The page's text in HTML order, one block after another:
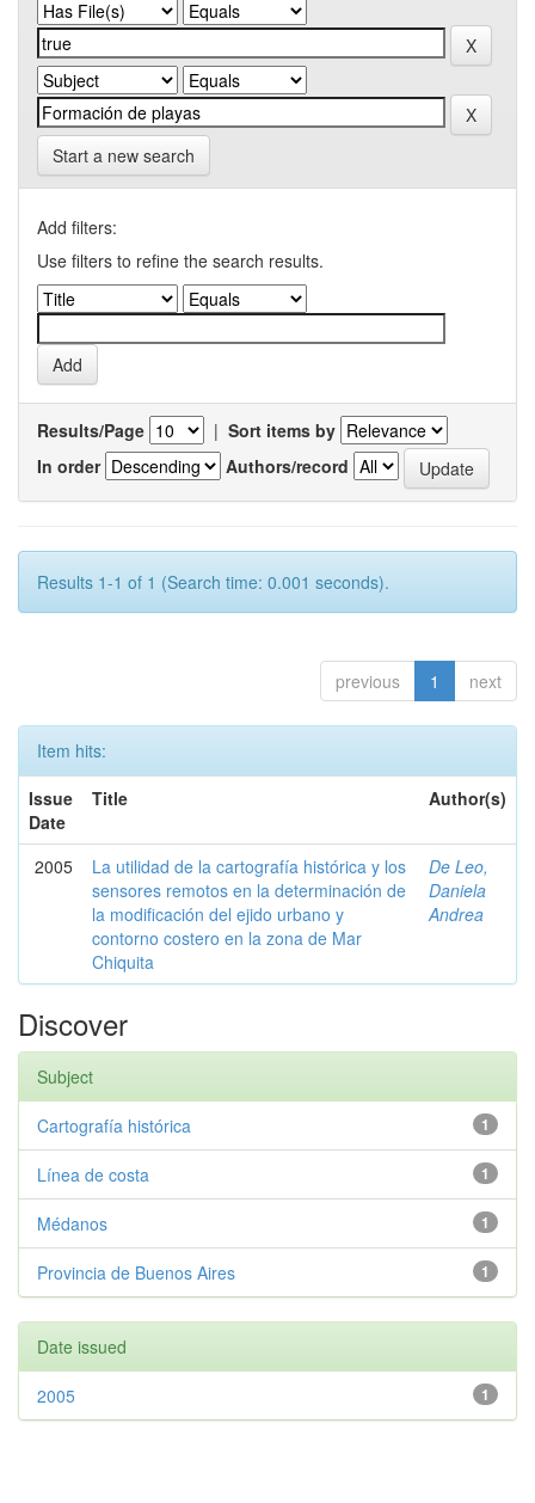
Start a new search
Add filters:
Use filters to refine the search results.
Results/Page | Sort items by
In order
Authors/record
Results 1-1 of 1 (Search time: 0.001 seconds).
previous 1 next
Item hits:
Issue
Date
Title Author(s)
2005
La utilidad de la cartografía histórica y los
sensores remotos en la determinación de
la modificación del ejido urbano y
contorno costero en la zona de Mar
Chiquita
De Leo,
Daniela
Andrea
Discover
Subject
1
Cartografía histórica
1
Línea de costa
1
Médanos
1
Provincia de Buenos Aires
Date issued
1
2005